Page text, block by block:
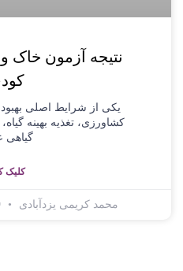
نتیجه آزمون خاک
یکی از شرایط اصلی
گیاهی
کلیک
محمد کریمی یزدآبادی